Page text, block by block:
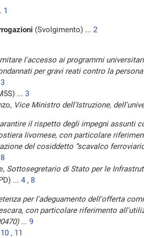
1
(Svolgimento) ... 2
l'accesso ai programmi
per gravi reati contro la persona
3
... 3
Vice Ministro dell'Istruzione,
il rispetto degli impegni assunti
livornese, con particolare
del cosiddetto “scavalco
8
Sottosegretario di Stato per le
... 4 , 8
per l'adeguamento dell'offerta
con particolare riferimento
... 9
10 , 11